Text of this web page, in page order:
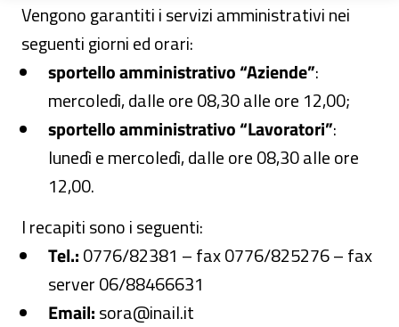
Vengono garantiti i servizi amministrativi nei
seguenti giorni ed orari:
sportello amministrativo “Aziende”:
mercoledì, dalle ore 08,30 alle ore 12,00;
sportello amministrativo “Lavoratori”:
lunedì e mercoledì, dalle ore 08,30 alle ore
12,00.
I recapiti sono i seguenti:
Tel.:0776/82381 – fax 0776/825276 – fax
server 06/88466631
Email:sora@inail.it